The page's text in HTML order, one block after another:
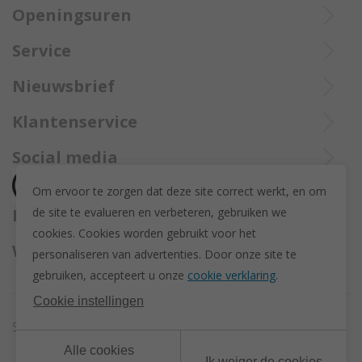
opgestuurd met Bpost.
Ieperstraat 3
057 33 34 61
info@juwelennevejan.be
Openingsuren
Di tot Zat : 10u tot 12u en 13u30 tot 18u
Service
Bel Trollbeadsonlineservice op
+32 057 33 34 61
of bereik ons viamail
Nieuwsbrief
Alles over nieuwe Trollbeadsproducten en acties te weten
(Max. 2 e-mails per maand.)
Klantenservice
Over ons
Herroeping
Retourneren en ruilen
Privacy policy
Algemene voorwaarden
Disclaimer
Actievoorwaarden - Trollbeads GWP Paashanger
Social media
Betaalmethodes
Wij versturen met
Sitemap
Om ervoor te zorgen dat deze site correct werkt, en om
de site te evalueren en verbeteren, gebruiken we
cookies. Cookies worden gebruikt voor het
personaliseren van advertenties. Door onze site te
gebruiken, accepteert u onze cookie verklaring.
Cookie instellingen
Alle cookies